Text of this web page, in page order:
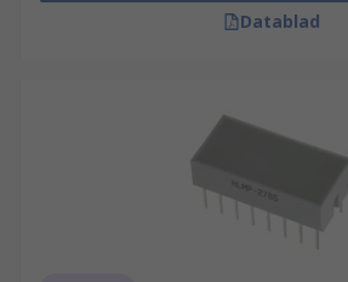
Datablad